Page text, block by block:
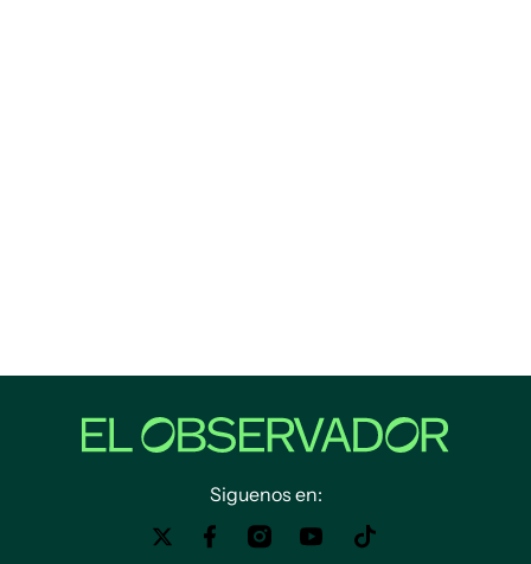
Siguenos en: